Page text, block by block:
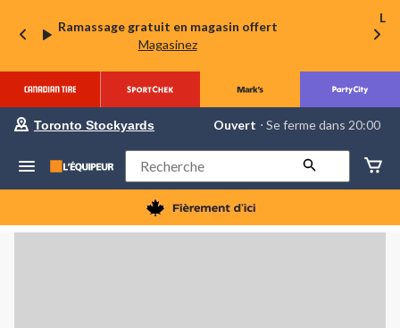
Ramassage gratuit en magasin offert
Magasinez
La
votre
préféré
Toronto
Stockyards,
courament
Ouvert,
Se
Toronto Stockyards Ouvert ⋅ Se ferme dans 20:00
Rechercher